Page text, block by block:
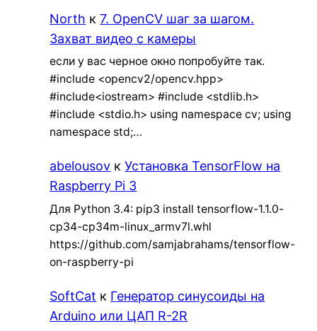
North к7. OpenCV шаг за шагом.
Захват видео с камеры
если у вас черное окно попробуйте так.
#include <opencv2/opencv.hpp>
#include<iostream> #include <stdlib.h>
#include <stdio.h> using namespace cv; using
namespace std;…
abelousov кУстановка TensorFlow на
Raspberry Pi 3
Для Python 3.4: pip3 install tensorflow-1.1.0-
cp34-cp34m-linux_armv7l.whl
https://github.com/samjabrahams/tensorflow-
on-raspberry-pi
SoftCat к Генератор синусоиды на
Arduino или ЦАП R-2R